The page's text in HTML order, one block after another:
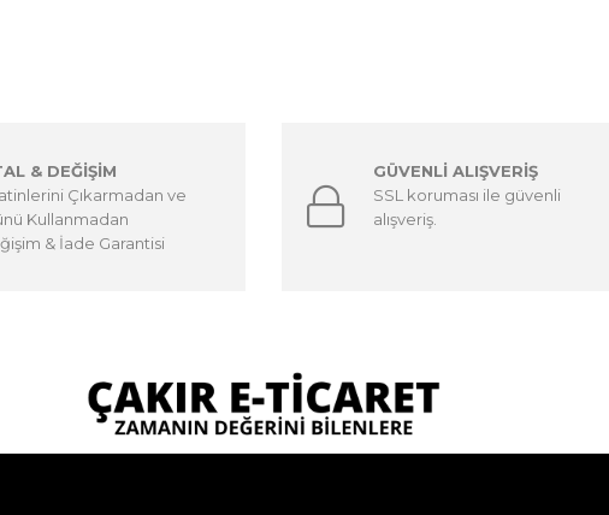
& DEĞİŞİM
Çıkarmadan ve
Kullanmadan
& İade Garantisi
GÜVENLİ ALIŞVERİŞ
SSL koruması ile güvenli
alışveriş.